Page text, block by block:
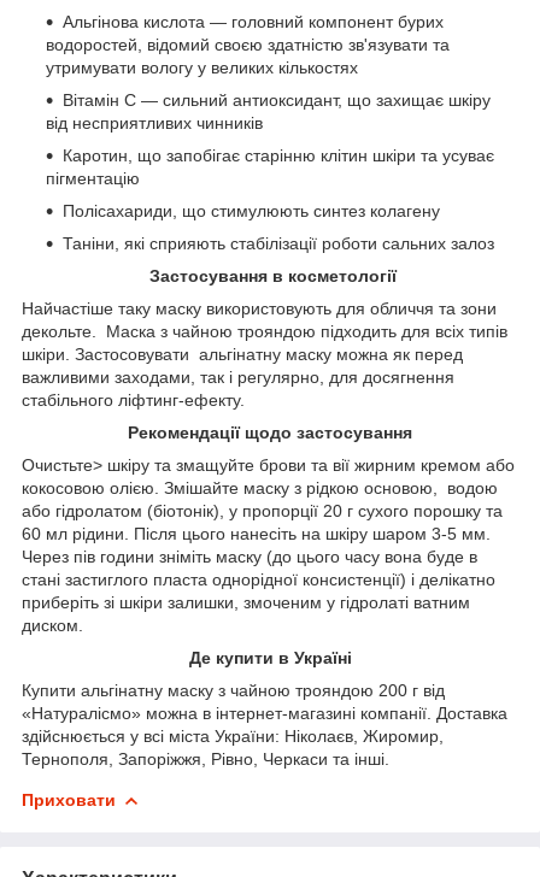
Альгінова кислота — головний компонент бурих
водоростей, відомий своєю здатністю зв'язувати та
утримувати вологу у великих кількостях
Вітамін С — сильний антиоксидант, що захищає шкіру
від несприятливих чинників
Каротин, що запобігає старінню клітин шкіри та усуває
пігментацію
Полісахариди, що стимулюють синтез колагену
Таніни, які сприяють стабілізації роботи сальних залоз
Застосування в косметології
Найчастіше таку маску використовують для обличчя та зони
декольте. Маска з чайною трояндою підходить для всіх типів
шкіри. Застосовувати альгінатну маску можна як перед
важливими заходами, так і регулярно, для досягнення
стабільного ліфтинг-ефекту.
Рекомендації щодо застосування
Очистьте> шкіру та змащуйте брови та вії жирним кремом або
кокосовою олією. Змішайте маску з рідкою основою, водою
або гідролатом (біотонік), у пропорції 20 г сухого порошку та
60 мл рідини. Після цього нанесіть на шкіру шаром 3-5 мм.
Через пів години зніміть маску (до цього часу вона буде в
стані застиглого пласта однорідної консистенції) і делікатно
приберіть зі шкіри залишки, змоченим у гідролаті ватним
диском.
Де купити в Україні
Купити альгінатну маску з чайною трояндою 200 г від
«Натуралісмо» можна в інтернет-магазині компанії. Доставка
здійснюється у всі міста України: Ніколаєв, Жиромир,
Тернополя, Запоріжжя, Рівно, Черкаси та інші.
Приховати